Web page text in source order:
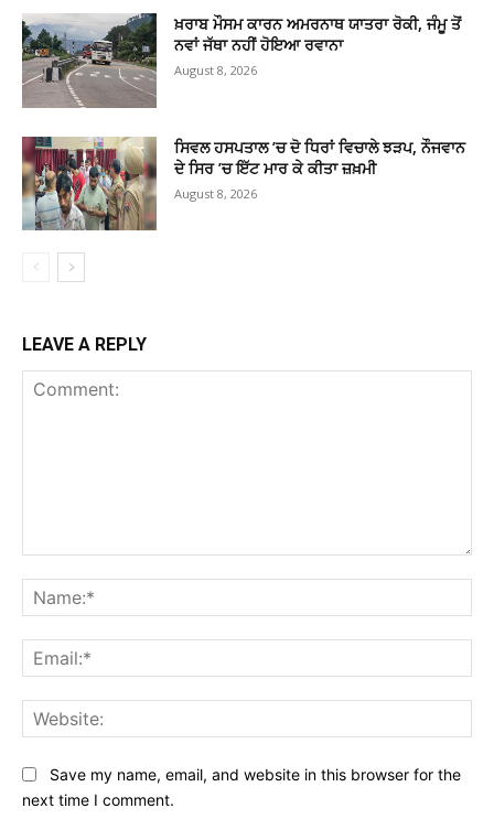
ਖ਼ਰਾਬ ਮੌਸਮ ਕਾਰਨ ਅਮਰਨਾਥ ਯਾਤਰਾ ਰੋਕੀ, ਜੰਮੂ ਤੋਂ
ਨਵਾਂ ਜੱਥਾ ਨਹੀਂ ਹੋਇਆ ਰਵਾਨਾ
August 8, 2026
ਸਿਵਲ ਹਸਪਤਾਲ ’ਚ ਦੋ ਧਿਰਾਂ ਵਿਚਾਲੇ ਝੜਪ, ਨੌਜਵਾਨ
ਦੇ ਸਿਰ ’ਚ ਇੱਟ ਮਾਰ ਕੇ ਕੀਤਾ ਜ਼ਖ਼ਮੀ
August 8, 2026
LEAVE A REPLY
Save my name, email, and website in this browser for the
next time I comment.